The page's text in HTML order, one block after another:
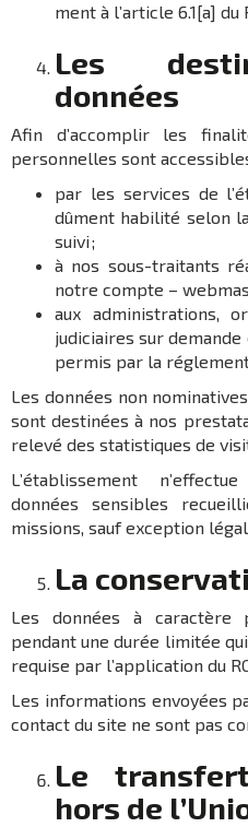
ment à l’ar­ticle 6.1[a]
Les
données
Afin d’ac­com­plir les
person­nelles sont
par les services de
dûment habi­lité selon
suivi ;
à nos sous-trai­tants
notre compte –
aux admi­nis­tra­tions,
judi­ciaires sur
permis par la
Les données non
sont desti­nées à nos
relevé des statis­tiques de
L’établissement
données sensibles
missions, sauf excep­tion
La
Les données à carac­tère
pendant une durée limi­tée
requise par l’ap­pli­ca­tion du
Les infor­ma­tions envoyées
contact du site ne sont pas
Le
hors de